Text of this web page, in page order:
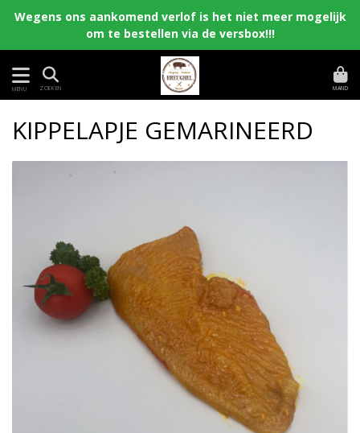
Wegens ons aankomend verlof is het niet meer mogelijk
om te bestellen via de versbox!!!
MENU ZOEKEN MAND
KIPPELAPJE GEMARINEERD